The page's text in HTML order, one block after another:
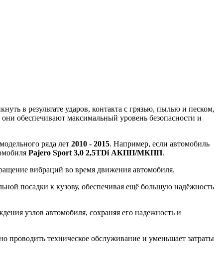
в результате ударов, контакта с грязью, пылью и песком,
обеспечивают максимальный уровень безопасности и
ряда лет 2010 - 2015. Например, если автомобиль
Pajero Sport 3,0 2,5TDi АКПП/МКПП.
вибраций во время движения автомобиля.
посадки к кузову, обеспечивая ещё большую надёжность
узлов автомобиля, сохраняя его надежность и
проводить техническое обслуживание и уменьшает затраты